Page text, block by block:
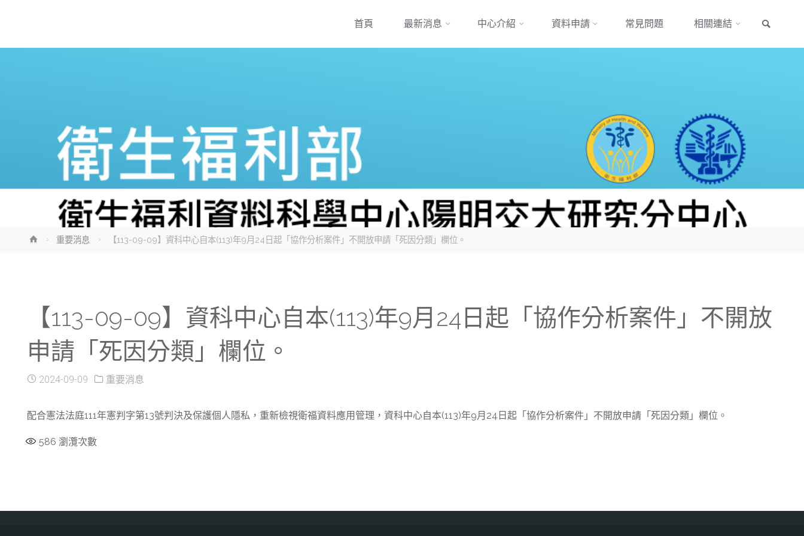
跳
到
首頁 最新消息 中心介紹 資料申請 常見問題 相關連結
Home重要消息 【113-09-09】資科中心自本(113)年9月24日起「協作分析案件」不開放申請「死因分類」欄位。
【113-09-09】資科中心自本(113)年9月24日起「協作分析案件」不開放
申請「死因分類」欄位。
2024-09-09 重要消息
配合憲法法庭111年憲判字第13號判決及保護個人隱私，重新檢視衛福資料應用管理，資科中心自本(113)年9月24日起「協作分析案件」不開放申請「死因分類」欄位。
586 瀏灠次數